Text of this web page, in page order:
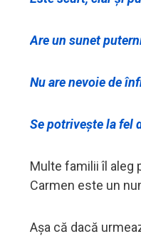
Are un sunet
Nu are nevoie de
Se potrivește la fel
Multe familii îl aleg
Carmen este un
Așa că dacă